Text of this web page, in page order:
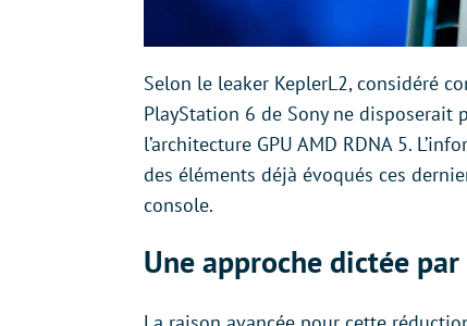
Selon le leaker KeplerL2, considéré
PlayStation 6 de Sony ne
l’architecture GPU AMD RDNA 5.
des éléments déjà évoqués ces
console.
Une approche dictée